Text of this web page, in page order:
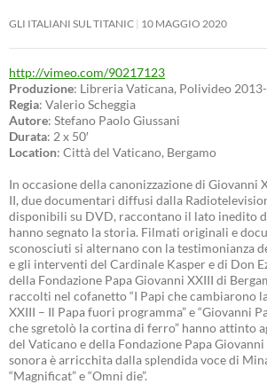
GLI ITALIANI SUL TITANIC 10 MAGGIO 2020
http://vimeo.com/90217123
Produzione: Libreria Vaticana, Polivideo
Regia: Valerio Scheggia
Autore: Stefano Paolo Giussani
Durata: 2 x 50′
Location: Città del Vaticano, Bergamo
In occasione della canonizzazione di Giovanni
II, due documentari diffusi dalla
disponibili su DVD, raccontano il lato inedito
hanno segnato la storia. Filmati originali e
sconosciuti si alternano con la testimonianza
e gli interventi del Cardinale Kasper e di Don
della Fondazione Papa Giovanni XXIII di
raccolti nel cofanetto “I Papi che cambiarono
XXIII – Il Papa fuori programma” e “Giovanni
che sgretolò la cortina di ferro” hanno attinto
del Vaticano e della Fondazione Papa
sonora è arricchita dalla splendida voce di
“Magnificat” e “Omni die”.